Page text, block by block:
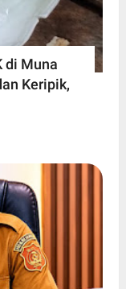
di Muna
Keripik,